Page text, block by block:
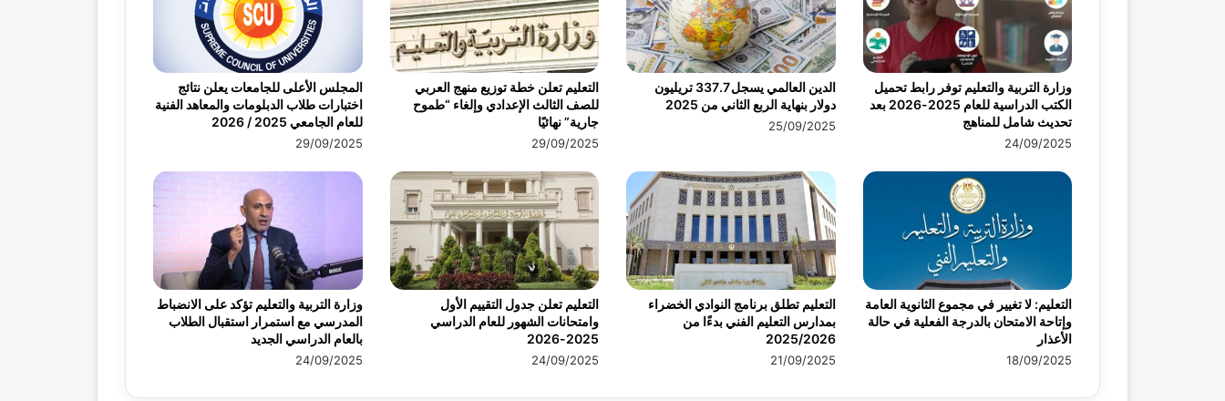
المجلس الأعلى للجامعات يعلن نتائج
اختبارات طلاب الدبلومات والمعاهد الفنية
للعام الجامعي 2025 / 2026
29/09/2025
التعليم تعلن خطة توزيع منهج العربي
للصف الثالث الإعدادي وإلغاء “طموح
جارية” نهائيًا
29/09/2025
الدين العالمي يسجل 337.7 تريليون
دولار بنهاية الربع الثاني من 2025
25/09/2025
وزارة التربية والتعليم توفر رابط تحميل
الكتب الدراسية للعام 2025-2026 بعد
تحديث شامل للمناهج
24/09/2025
وزارة التربية والتعليم تؤكد على الانضباط
المدرسي مع استمرار استقبال الطلاب
بالعام الدراسي الجديد
24/09/2025
التعليم تعلن جدول التقييم الأول
وامتحانات الشهور للعام الدراسي
2025-2026
24/09/2025
التعليم تطلق برنامج النوادي الخضراء
بمدارس التعليم الفني بدءًا من
2025/2026
21/09/2025
التعليم: لا تغيير في مجموع الثانوية العامة
وإتاحة الامتحان بالدرجة الفعلية في حالة
الأعذار
18/09/2025